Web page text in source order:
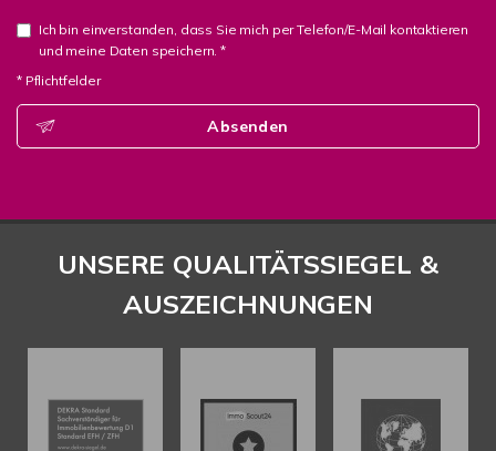
Ich bin einverstanden, dass Sie mich per Telefon/E-Mail kontaktieren
und meine Daten speichern. *
* Pflichtfelder
Absenden
UNSERE QUALITÄTSSIEGEL &
AUSZEICHNUNGEN